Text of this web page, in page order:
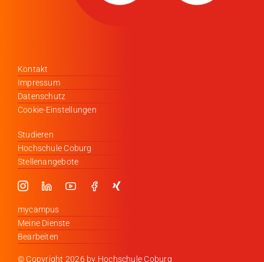
Kontakt
Impressum
Datenschutz
Cookie-Einstellungen
Studieren
Hochschule Coburg
Stellenangebote
mycampus
Meine Dienste
Bearbeiten
© Copyright 2026 by Hochschule Coburg